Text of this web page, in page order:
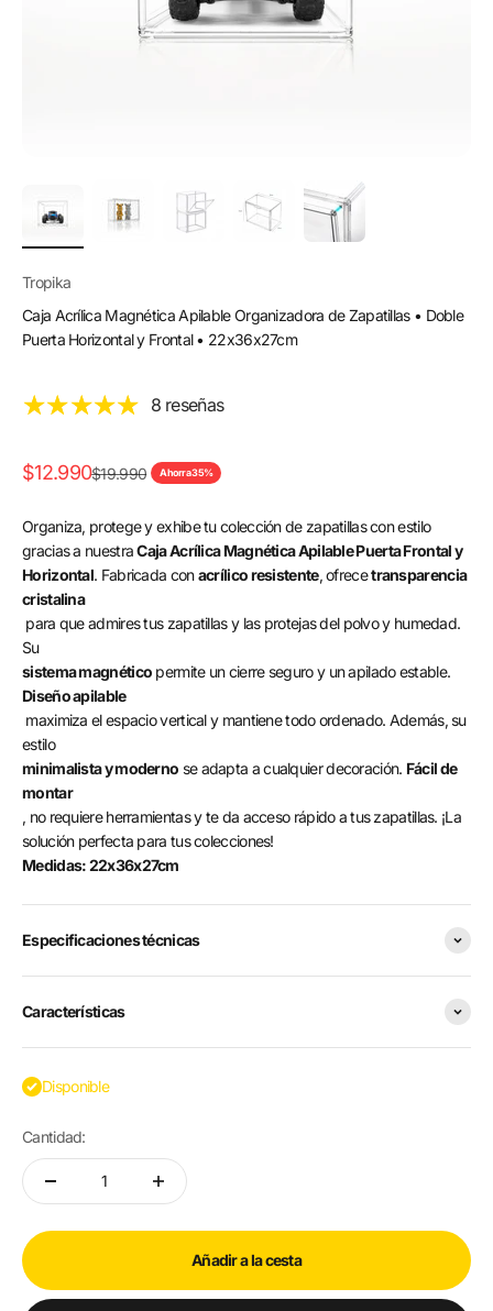
Tropika
Caja Acrílica Magnética Apilable Organizadora de Zapatillas • Doble
Puerta Horizontal y Frontal • 22x36x27cm
8 reseñas
Precio de oferta
$12.990Precio normal
$19.990 Ahorra 35%
Organiza, protege y exhibe tu colección de zapatillas con estilo
gracias a nuestraCaja Acrílica Magnética Apilable Puerta Frontal y
Horizontal. Fabricada conacrílico resistente, ofrecetransparencia
cristalina
para que admires tus zapatillas y las protejas del polvo y humedad.
Su
sistema magnético permite un cierre seguro y un apilado estable.
Diseño apilable
maximiza el espacio vertical y mantiene todo ordenado. Además, su
estilo
minimalista y moderno se adapta a cualquier decoración. Fácil de
montar
, no requiere herramientas y te da acceso rápido a tus zapatillas. ¡La
solución perfecta para tus colecciones!
Medidas: 22x36x27cm
Especificaciones técnicas
Características
Disponible
Cantidad:
Añadir a la cesta